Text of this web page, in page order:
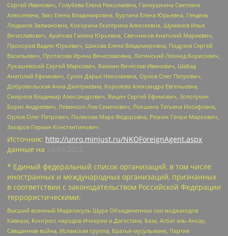
Сергей Иванович, Голубева Елена Николаевна, Ганнушкина Светлана
Алексеевна, Закс Елена Владимировна, Буртина Елена Юрьевна, Гендель
Людмила Залмановна, Кокорина Екатерина Алексеевна, Шуманов Илья
Вячеславович, Арапова Галина Юрьевна, Свечников Анатолий Мариевич,
Прохоров Вадим Юрьевич, Шахова Елена Владимировна, Подузов Сергей
Васильевич, Протасова Ирина Вячеславовна, Литинский Леонид Борисович,
Лукашевский Сергей Маркович, Бахмин Вячеслав Иванович, Шабад
Анатолий Ефимович, Сухих Дарья Николаевна, Орлов Олег Петрович,
Добровольская Анна Дмитриевна, Королева Александра Евгеньевна,
Смирнов Владимир Александрович, Вицин Сергей Ефимович, Золотухин
Борис Андреевич, Левинсон Лев Семенович, Локшина Татьяна Иосифовна,
Орлов Олег Петрович, Полякова Мара Федоровна, Резник Генри Маркович,
Захаров Герман Константинович
Источник: http://unro.minjust.ru/NKOForeignAgent.aspx
данные на
* Единый федеральный список организаций, в том числе
иностранных и международных организаций, признанных
в соответствии с законодательством Российской Федерации
террористическими:
Высший военный Маджлисуль Шура Объединенных сил моджахедов
Кавказа, Конгресс народов Ичкерии и Дагестана, База, Асбат аль-Ансар,
Священная война, Исламская группа, Братья-мусульмане, Партия